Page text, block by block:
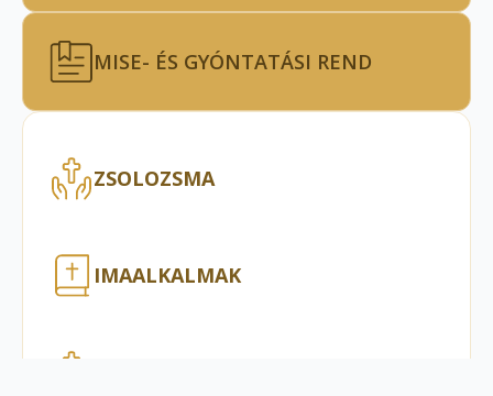
MISE- ÉS GYÓNTATÁSI REND
ZSOLOZSMA
IMAALKALMAK